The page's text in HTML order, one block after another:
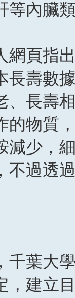
等內臟類
網頁指
長壽數
、長壽
的物質
減少，
不過透
千葉大
，建立